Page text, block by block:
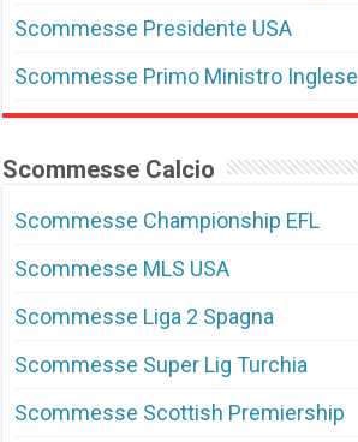
Scommesse Presidente USA
Scommesse Primo Ministro Inglese
Scommesse Calcio
Scommesse Championship EFL
Scommesse MLS USA
Scommesse Liga 2 Spagna
Scommesse Super Lig Turchia
Scommesse Scottish Premiership